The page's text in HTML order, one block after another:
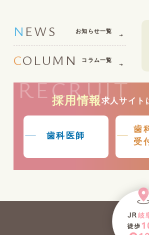
NEWS お知らせ一覧
COLUMN コラム一覧
RECRUIT
採用情報 求人サイト
歯科医師
歯
受